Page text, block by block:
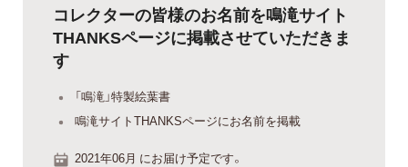
コレクターの皆様のお名前を鳴滝サイト
THANKSページに掲載させていただきま
す
「鳴滝」特製絵葉書
鳴滝サイトTHANKSページにお名前を掲載
2021年06月 にお届け予定です。